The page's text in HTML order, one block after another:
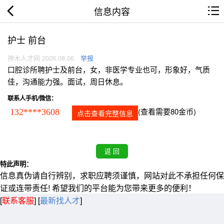
信息内容
护士 前台
神木人才网 2026.08.06 举报
口腔诊所聘护士及前台，女，非医学专业也可，形象好，气质
佳，沟通能力强。面试，周日休息。
联系人手机/微信：
132****3608 点击查看完整信息 (查看需要80金币)
特此声明：
信息真伪请自行辨别，求职应聘须谨慎，网站对此不承担任何保
证或连带责任! 希望我们的平台能为您带来更多的便利！
[联系客服] [最新找人才]